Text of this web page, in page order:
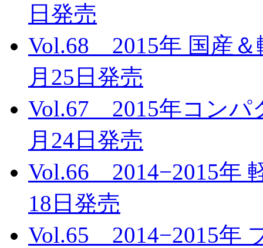
日発売
Vol.68 2015年 国産
月25日発売
Vol.67 2015年コンパ
月24日発売
Vol.66 2014−2015年
18日発売
Vol.65 2014−2015年